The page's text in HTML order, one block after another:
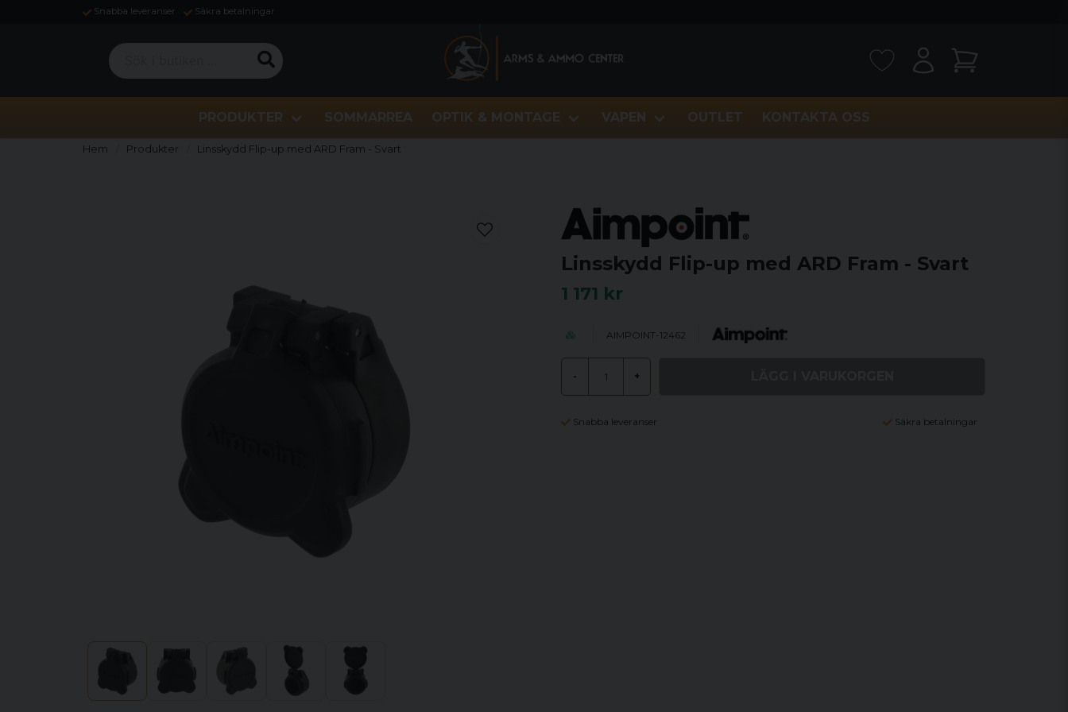
Snabba leveranser Säkra betalningar
Sök i butiken ...
PRODUKTER SOMMARREA OPTIK & MONTAGE VAPEN OUTLET KONTAKTA OSS
Hem Produkter Linsskydd Flip-up med ARD Fram - Svart
Linsskydd Flip-up med ARD Fram - Svart
1 171 kr
AIMPOINT-12462
- +
Snabba leveranser Säkra betalningar